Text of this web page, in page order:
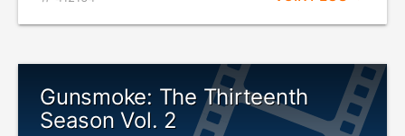
Gunsmoke: The Thirteenth
Season Vol. 2